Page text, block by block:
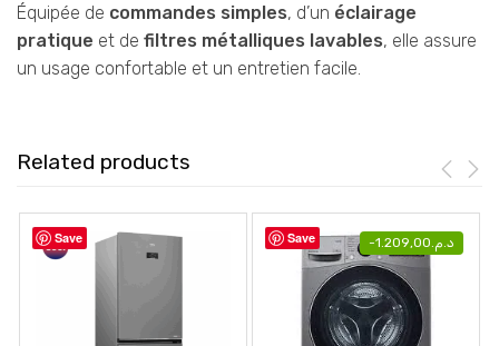
Équipée de commandes simples, d’un éclairage
pratique et de filtres métalliques lavables, elle assure
un usage confortable et un entretien facile.
Related products
Save Save - د.م.1.209,00